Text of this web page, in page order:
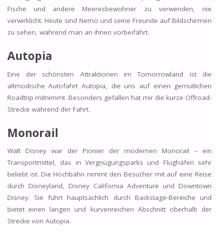
Fische und andere Meeresbewohner zu verwenden, nie
verwirklicht. Heute sind Nemo und seine Freunde auf Bildschirmen
zu sehen, während man an ihnen vorbeifährt.
Autopia
Eine der schönsten Attraktionen im Tomorrowland ist die
altmodische Autofahrt Autopia, die uns auf einen gemütlichen
Roadtrip mitnimmt. Besonders gefallen hat mir die kurze Offroad-
Strecke während der Fahrt.
Monorail
Walt Disney war der Pionier der modernen Monorail – ein
Transportmittel, das in Vergnügungsparks und Flughäfen sehr
beliebt ist. Die Hochbahn nimmt den Besucher mit auf eine Reise
durch Disneyland, Disney California Adventure und Downtown
Disney. Sie führt hauptsächlich durch Backstage-Bereiche und
bietet einen langen und kurvenreichen Abschnitt oberhalb der
Strecke von Autopia.